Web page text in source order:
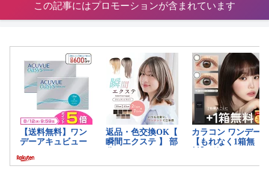
この記事にはプロモーションが含まれています